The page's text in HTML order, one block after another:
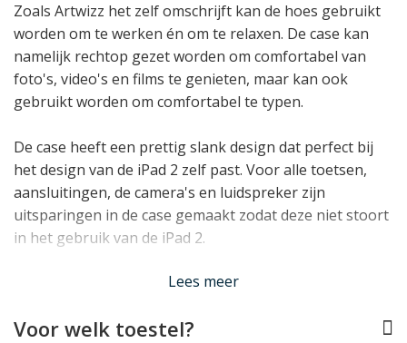
Zoals Artwizz het zelf omschrijft kan de hoes gebruikt
worden om te werken én om te relaxen. De case kan
namelijk rechtop gezet worden om comfortabel van
foto's, video's en films te genieten, maar kan ook
gebruikt worden om comfortabel te typen.
De case heeft een prettig slank design dat perfect bij
het design van de iPad 2 zelf past. Voor alle toetsen,
aansluitingen, de camera's en luidspreker zijn
uitsparingen in de case gemaakt zodat deze niet stoort
in het gebruik van de iPad 2.
Lees minder
Lees meer
Voor welk toestel?